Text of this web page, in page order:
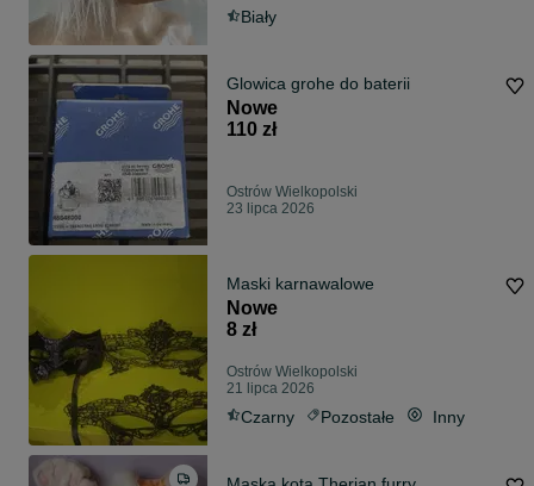
Biały
Glowica grohe do baterii
Nowe
110 zł
Ostrów Wielkopolski
23 lipca 2026
Maski karnawalowe
Nowe
8 zł
Ostrów Wielkopolski
21 lipca 2026
Czarny Pozostałe Inny